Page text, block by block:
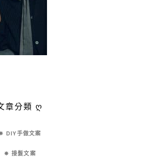
章分類 ღ
DIY手做文案
✵ 接髮文案